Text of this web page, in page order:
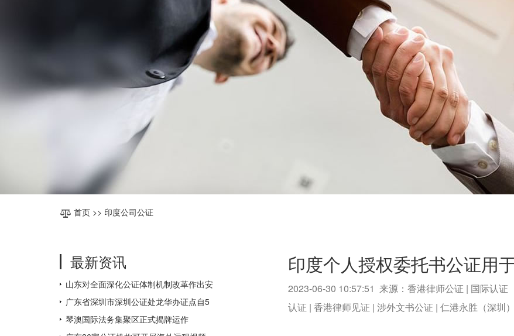
首页 >> 印度公司公证
最新资讯
山东对全面深化公证体制机制改革作出安
排部署
广东省深圳市深圳公证处龙华办证点自5
月31日起对外办公
琴澳国际法务集聚区正式揭牌运作
印度个人授权委托书公证用
2023-06-30 10:57:51 来源：香港律师公证 | 国际认证
认证 | 香港律师见证 | 涉外文书公证 | 仁港永胜（深圳